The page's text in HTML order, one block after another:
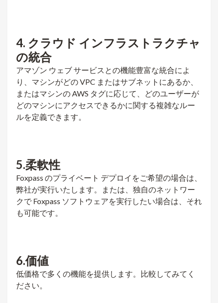
4. クラウド インフラストラクチャ
の統合
アマゾン ウェブ サービスとの機能豊富な統合によ
り、マシンがどの VPC またはサブネットにあるか、
またはマシンの AWS タグに応じて、どのユーザーが
どのマシンにアクセスできるかに関する複雑なルー
ルを定義できます。
5.柔軟性
Foxpass のプライベート デプロイをご希望の場合は、
弊社が実行いたします。または、独自のネットワー
クで Foxpass ソフトウェアを実行したい場合は、それ
も可能です。
6.価値
低価格で多くの機能を提供します。比較してみてく
ださい。